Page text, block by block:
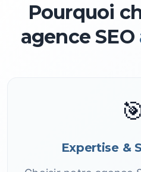
Pourquoi
agence SEO
Expertise &